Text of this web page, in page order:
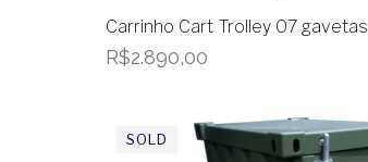
Carrinho Cart Trolley 07 gavetas
R$2.890,00